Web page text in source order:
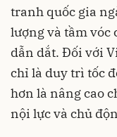
tranh quốc gia
lượng và tầm vóc
dẫn dắt. Đối với
chỉ là duy trì tốc
hơn là nâng cao
nội lực và chủ